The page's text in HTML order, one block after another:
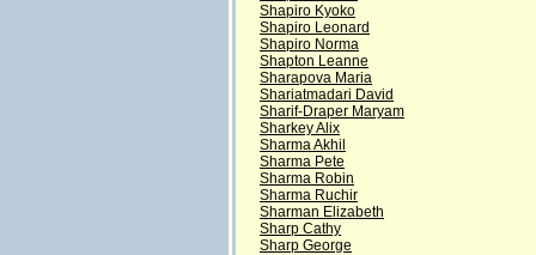
Shapiro Kyoko
Shapiro Leonard
Shapiro Norma
Shapton Leanne
Sharapova Maria
Shariatmadari David
Sharif-Draper Maryam
Sharkey Alix
Sharma Akhil
Sharma Pete
Sharma Robin
Sharma Ruchir
Sharman Elizabeth
Sharp Cathy
Sharp George